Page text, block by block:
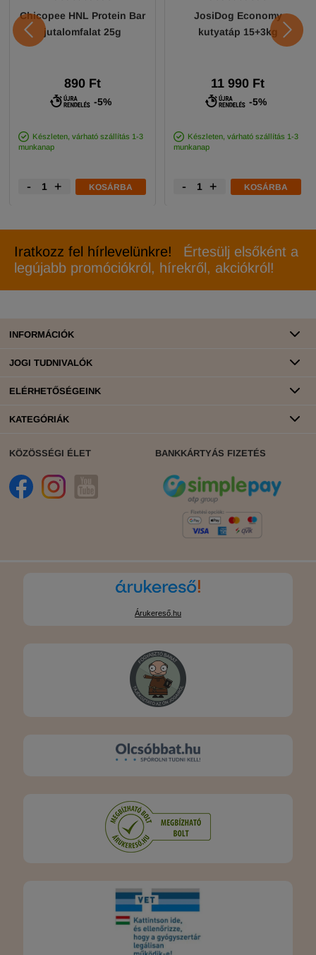
Chicopee HNL Protein Bar
jutalomfalat 25g
890 Ft
-5%
Készleten, várható szállítás 1-3
munkanap
- + KOSÁRBA
JosiDog Economy
kutyatáp 15+3kg
11 990 Ft
-5%
Készleten, várható szállítás 1-3
munkanap
- + KOSÁRBA
Iratkozz fel hírlevelünkre!
Értesülj elsőként a
legújabb promóciókról, hírekről, akciókról!
INFORMÁCIÓK
JOGI TUDNIVALÓK
ELÉRHETŐSÉGEINK
KATEGÓRIÁK
KÖZÖSSÉGI ÉLET BANKKÁRTYÁS FIZETÉS
Árukereső.hu